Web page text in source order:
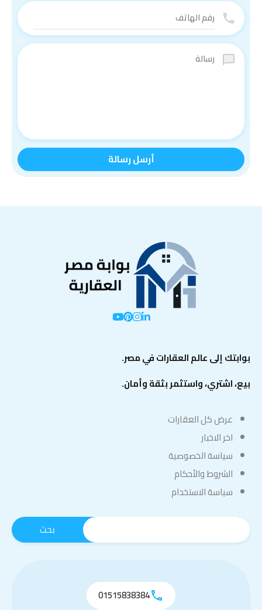
بوابتك إلى عالم العقارات في مصر.
بيع، اشتري، واستثمر بثقة وأمان.
عرض كل العقارات
اخر الاخبار
سياسة الخصوصية
الشروط والأحكام
سياسة الاستخدام
01515838384